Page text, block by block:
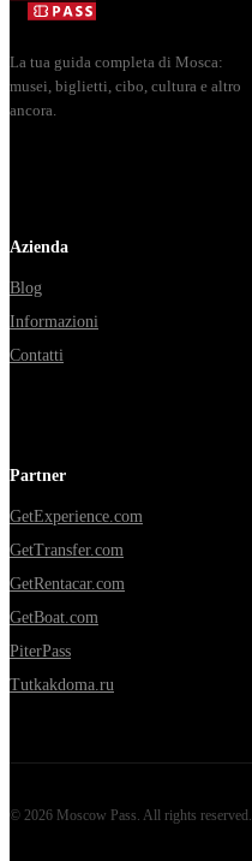
La tua guida completa di Mosca:
musei, biglietti, cibo, cultura e altro
ancora.
Azienda
Blog
Informazioni
Contatti
Partner
GetExperience.com
GetTransfer.com
GetRentacar.com
GetBoat.com
PiterPass
Tutkakdoma.ru
© 2026 Moscow Pass. All rights reserved.